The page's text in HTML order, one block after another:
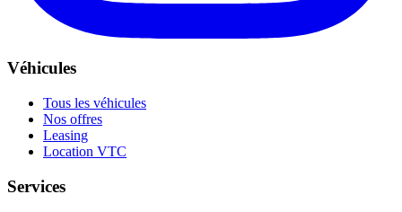
Véhicules
Tous les véhicules
Nos offres
Leasing
Location VTC
Services